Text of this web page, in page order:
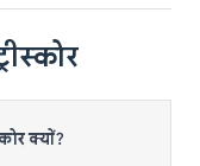
क्यों?